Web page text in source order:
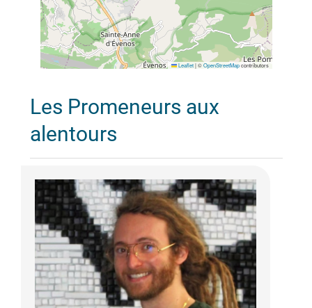
Leaflet |©OpenStreetMapcontributors
Les Promeneurs aux
alentours